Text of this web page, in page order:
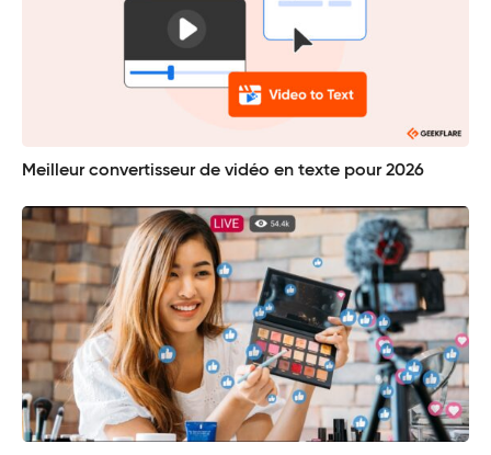
Meilleur convertisseur de vidéo en texte pour 2026